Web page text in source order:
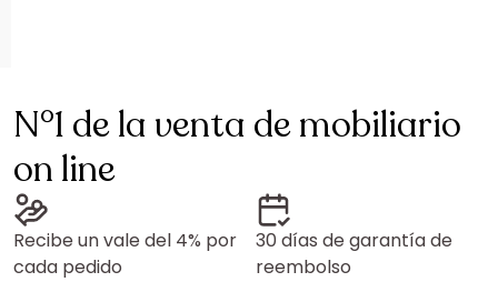
N°1 de la venta de mobiliario
on line
Recibe un vale del 4% por
cada pedido
30 días de garantía de
reembolso